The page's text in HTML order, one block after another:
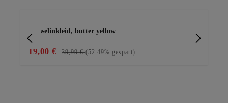
Musselinkleid, butter yellow
19,00 € 39,99 €(52.49% gespart)